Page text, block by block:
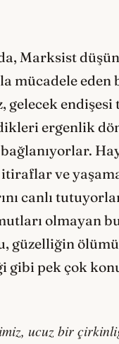
Marksist
mücadele eden
endişesi
ergenlik
ve
canlı
olmayan
güzelliğin
gibi pek çok
ucuz bir